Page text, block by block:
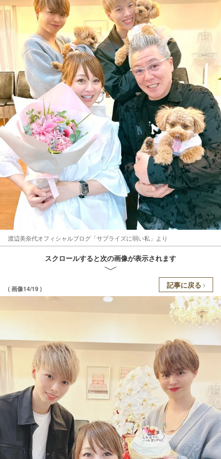
渡辺美奈代オフィシャルブログ「サプライズに弱い私」より
スクロールすると次の画像が表示されます
( 画像14/19 ) 記事に戻る